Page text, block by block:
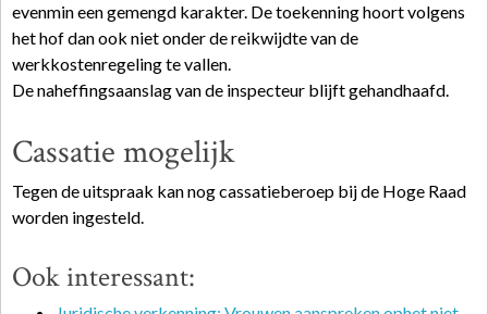
evenmin een gemengd karakter. De toekenning hoort volgens
het hof dan ook niet onder de reikwijdte van de
werkkostenregeling te vallen.
De naheffingsaanslag van de inspecteur blijft gehandhaafd.
Cassatie mogelijk
Tegen de uitspraak kan nog cassatieberoep bij de Hoge Raad
worden ingesteld.
Ook interessant: